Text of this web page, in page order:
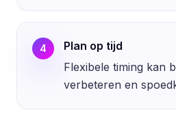
4
Plan op tijd
Flexibele timing kan
verbeteren en